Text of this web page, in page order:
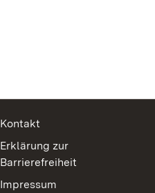
Kontakt
Erklärung zur
Barrierefreiheit
Impressum